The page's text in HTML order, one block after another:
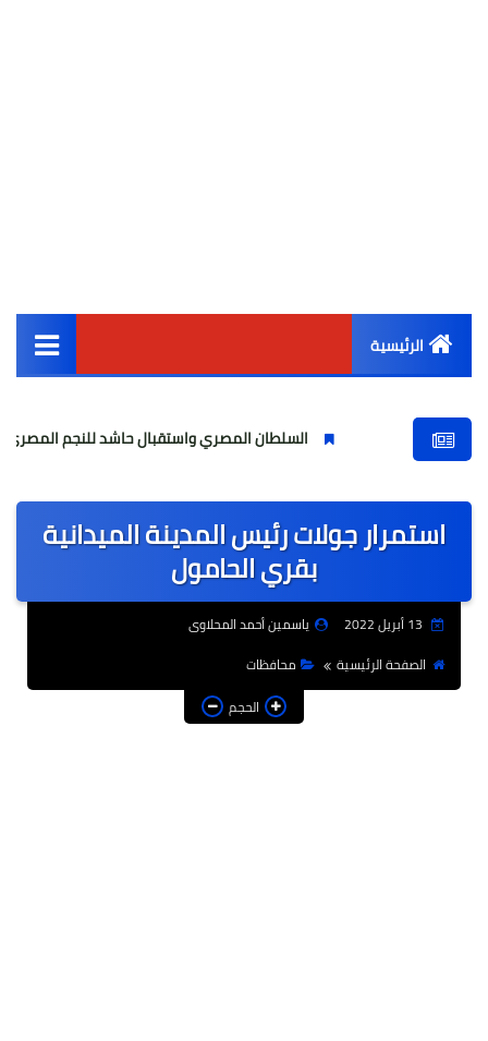
الرئيسية
أخبار مصر
عالمى
الرياضة
حوادث وقضايا
التعليم
السلطان المصري واستقبال حاشد للنجم المصري
استمرار جولات رئيس المدينة الميدانية
بقري الحامول
ياسمين أحمد المحلاوى
الصفحة الرئيسية
محافظات
الحجم